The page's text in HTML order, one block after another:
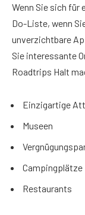
Wenn Sie sich für
Do-Liste, wenn
unverzichtbare
Sie interessante
Roadtrips Halt
Einzigartige
Museen
Campingplätze
Restaurants